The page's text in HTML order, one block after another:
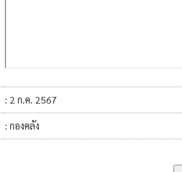
: 2 ก.ค. 2567
: กองคลัง